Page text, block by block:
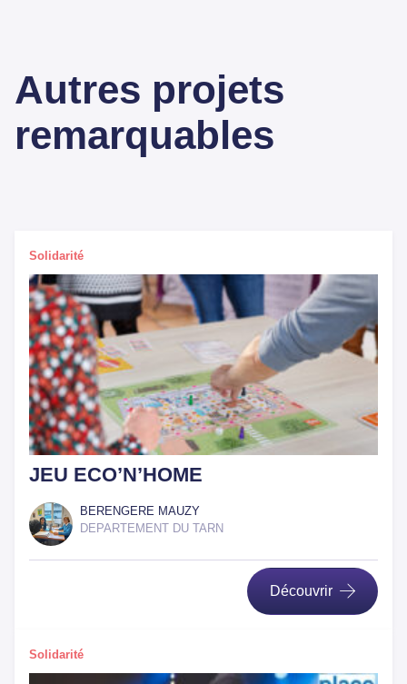
Autres projets
remarquables
Solidarité
JEU ECO’N’HOME
BERENGERE MAUZY
DEPARTEMENT DU TARN
Découvrir
Solidarité